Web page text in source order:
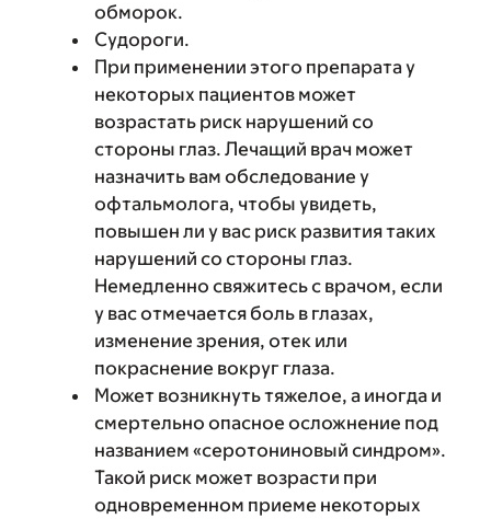
обморок.
Судороги.
При применении этого препарата у
некоторых пациентов может
возрастать риск нарушений со
стороны глаз. Лечащий врач может
назначить вам обследование у
офтальмолога, чтобы увидеть,
повышен ли у вас риск развития таких
нарушений со стороны глаз.
Немедленно свяжитесь с врачом, если
у вас отмечается боль в глазах,
изменение зрения, отек или
покраснение вокруг глаза.
Может возникнуть тяжелое, а иногда и
смертельно опасное осложнение под
названием «серотониновый синдром».
Такой риск может возрасти при
одновременном приеме некоторых